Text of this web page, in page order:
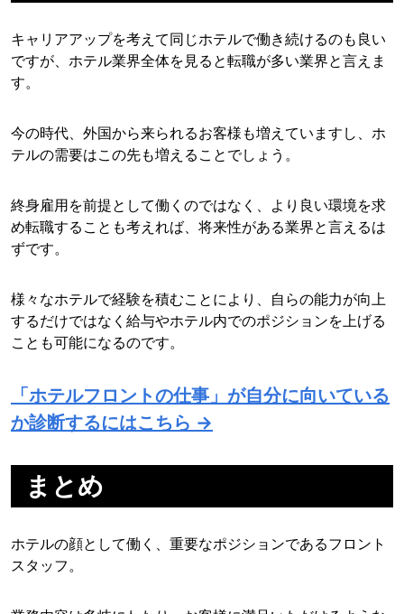
キャリアアップを考えて同じホテルで働き続けるのも良い
ですが、ホテル業界全体を見ると転職が多い業界と言えま
す。
今の時代、外国から来られるお客様も増えていますし、ホ
テルの需要はこの先も増えることでしょう。
終身雇用を前提として働くのではなく、より良い環境を求
め転職することも考えれば、将来性がある業界と言えるは
ずです。
様々なホテルで経験を積むことにより、自らの能力が向上
するだけではなく給与やホテル内でのポジションを上げる
ことも可能になるのです。
「ホテルフロントの仕事」が自分に向いている
か診断するにはこちら →
まとめ
ホテルの顔として働く、重要なポジションであるフロント
スタッフ。